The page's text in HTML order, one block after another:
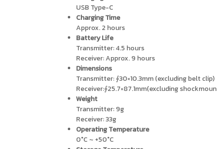
USB Type-C
Charging Time
Approx. 2 hours
Battery Life
Transmitter: 4.5 hours
Receiver: Approx. 9 hours
Dimensions
Transmitter: ∮30×10.3mm (excluding belt clip)
Receiver:∮25.7×87.1mm(excluding
Weight
Transmitter: 9g
Receiver: 33g
Operating Temperature
0°C ~ +50°C